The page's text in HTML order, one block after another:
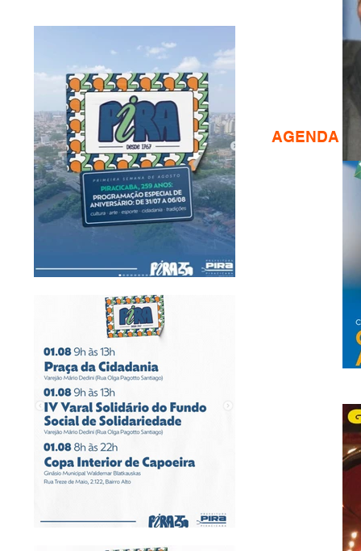
AGENDA